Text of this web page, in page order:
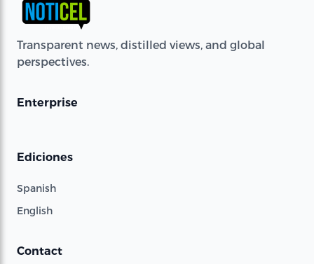
Transparent news, distilled views, and global
perspectives.
Enterprise
Ediciones
Spanish
English
Contact